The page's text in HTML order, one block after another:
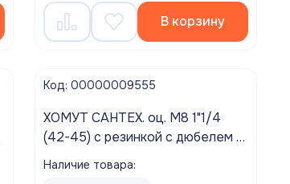
В корзину
Код: 00000009555
ХОМУТ САНТЕХ. оц. М8 1"1/4
(42-45) с резинкой с дюбелем и
шурупом (10/200)
Наличие товара: